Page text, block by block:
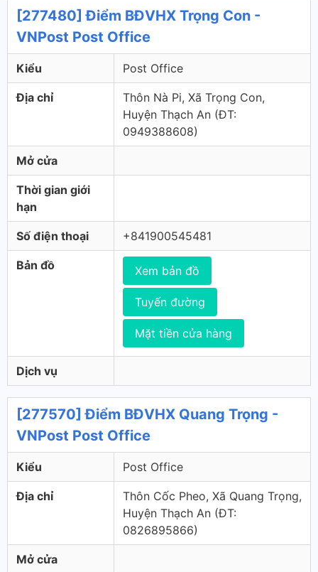
[277480] Điểm BĐVHX Trọng Con -
VNPost Post Office
Kiểu Post Office
Địa chỉ
Thôn Nà Pi, Xã Trọng Con,
Huyện Thạch An (ÐT:
0949388608)
Mở cửa
Thời gian giới
hạn
Số điện thoại +841900545481
Bản đồ Xem bản đồ
Tuyến đường
Mặt tiền cửa hàng
Dịch vụ
[277570] Điểm BĐVHX Quang Trọng -
VNPost Post Office
Kiểu Post Office
Địa chỉ
Thôn Cốc Pheo, Xã Quang Trọng,
Huyện Thạch An (ÐT:
0826895866)
Mở cửa